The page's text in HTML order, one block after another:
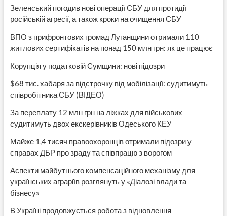
Зеленський погодив нові операції СБУ для протидії
російській агресії, а також кроки на очищення СБУ
ВПО з прифронтових громад Луганщини отримали 110
житлових сертифікатів на понад 150 млн грн: як це працює
Корупція у податковій Сумщини: нові підозри
$68 тис. хабаря за відстрочку від мобілізації: судитимуть
співробітника СБУ (ВІДЕО)
За переплату 12 млн грн на ліжках для військових
судитимуть двох екскерівників Одеського КЕУ
Майже 1,4 тисяч правоохоронців отримали підозри у
справах ДБР про зраду та співпрацю з ворогом
Аспекти майбутнього компенсаційного механізму для
українських аграріїв розглянуть у «Діалозі влади та
бізнесу»
В Україні продовжується робота з відновлення